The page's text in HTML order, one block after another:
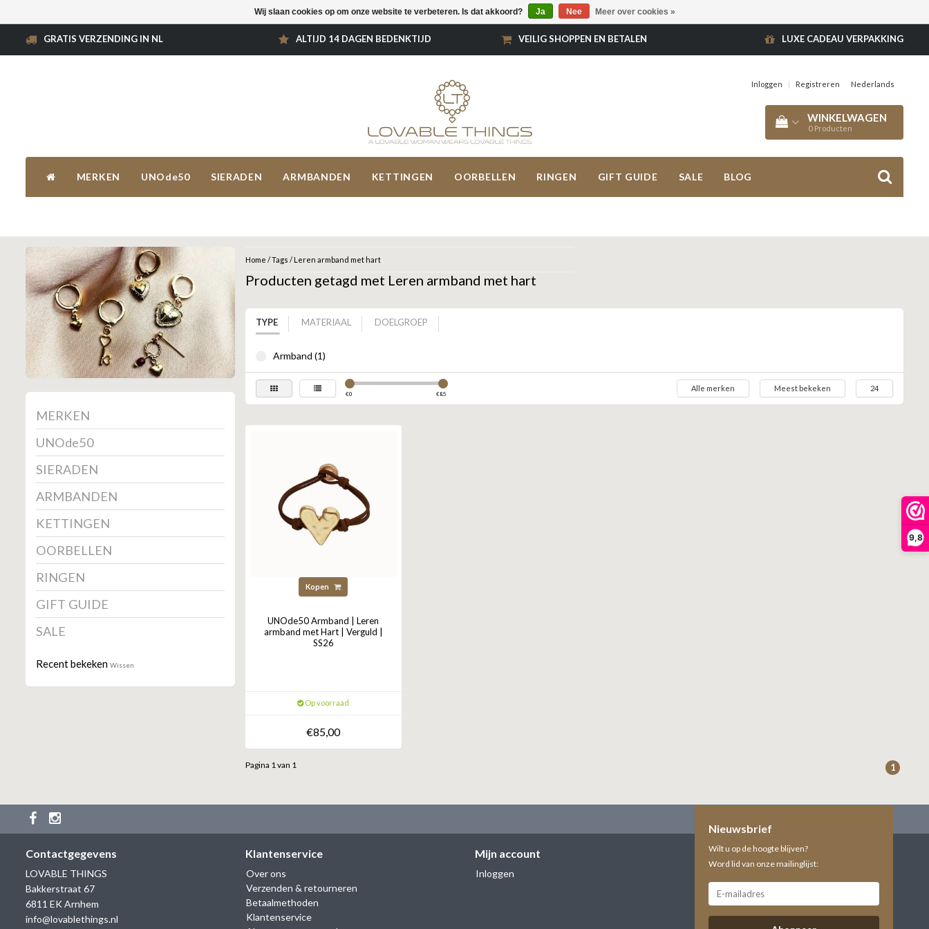
9,8
GRATIS VERZENDING IN NL ALTIJD 14 DAGEN BEDENKTIJD VEILIG SHOPPEN EN BETALEN LUXE CADEAU VERPAKKING
Inloggen | Registreren Nederlands
WINKELWAGEN
0 Producten
MERKEN UNOde50 SIERADEN ARMBANDEN KETTINGEN OORBELLEN RINGEN GIFT GUIDE SALE BLOG
MERKEN
UNOde50
SIERADEN
ARMBANDEN
KETTINGEN
OORBELLEN
RINGEN
GIFT GUIDE
SALE
Recent bekeken Wissen
Home /Tags / Leren armband met hart
Producten getagd met Leren armband met hart
TYPE MATERIAAL DOELGROEP
Armband (1)
€0 €85
Alle merken Meest bekeken 24
Kopen
UNOde50 Armband | Leren
armband met Hart | Verguld |
SS26
Op voorraad
€85,00
Pagina 1 van 1 1
Contactgegevens
LOVABLE THINGS
Bakkerstraat 67
6811 EK Arnhem
info@lovablethings.nl
Klantenservice
Over ons
Verzenden & retourneren
Betaalmethoden
Klantenservice
Mijn account
Inloggen
Nieuwsbrief
Wilt u op de hoogte blijven?
Word lid van onze mailinglijst:
Wij slaan cookies op om onze website te verbeteren. Is dat akkoord? Ja Nee Meer over cookies »